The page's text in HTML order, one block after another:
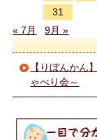
31
« 7月
9月 »
【りぼんかん
ゃべり会～